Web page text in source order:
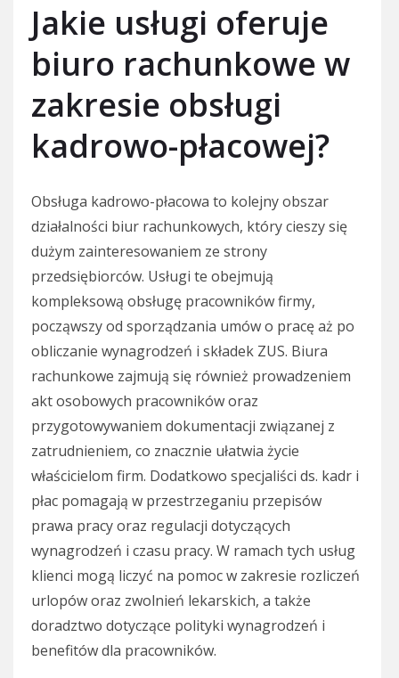
Jakie usługi oferuje
biuro rachunkowe w
zakresie obsługi
kadrowo-płacowej?
Obsługa kadrowo-płacowa to kolejny obszar
działalności biur rachunkowych, który cieszy się
dużym zainteresowaniem ze strony
przedsiębiorców. Usługi te obejmują
kompleksową obsługę pracowników firmy,
począwszy od sporządzania umów o pracę aż po
obliczanie wynagrodzeń i składek ZUS. Biura
rachunkowe zajmują się również prowadzeniem
akt osobowych pracowników oraz
przygotowywaniem dokumentacji związanej z
zatrudnieniem, co znacznie ułatwia życie
właścicielom firm. Dodatkowo specjaliści ds. kadr i
płac pomagają w przestrzeganiu przepisów
prawa pracy oraz regulacji dotyczących
wynagrodzeń i czasu pracy. W ramach tych usług
klienci mogą liczyć na pomoc w zakresie rozliczeń
urlopów oraz zwolnień lekarskich, a także
doradztwo dotyczące polityki wynagrodzeń i
benefitów dla pracowników.